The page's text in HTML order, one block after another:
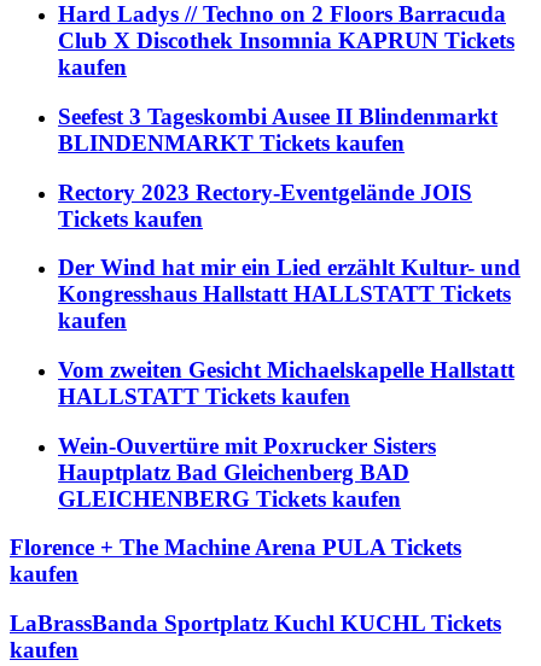
Hard Ladys // Techno on 2 Floors Barracuda
Club X Discothek Insomnia KAPRUN Tickets
kaufen
Seefest 3 Tageskombi Ausee II Blindenmarkt
BLINDENMARKT Tickets kaufen
Rectory 2023 Rectory-Eventgelände JOIS
Tickets kaufen
Der Wind hat mir ein Lied erzählt Kultur- und
Kongresshaus Hallstatt HALLSTATT Tickets
kaufen
Vom zweiten Gesicht Michaelskapelle Hallstatt
HALLSTATT Tickets kaufen
Wein-Ouvertüre mit Poxrucker Sisters
Hauptplatz Bad Gleichenberg BAD
GLEICHENBERG Tickets kaufen
Florence + The Machine Arena PULA Tickets
kaufen
LaBrassBanda Sportplatz Kuchl KUCHL Tickets
kaufen